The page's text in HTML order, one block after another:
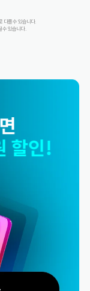
다를 수 있습니다.
수 있습니다.
면
할인!